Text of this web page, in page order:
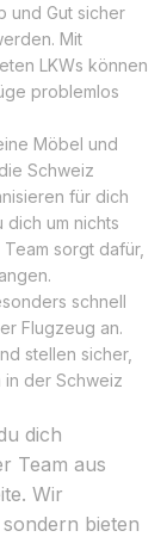
und Gut sicher
Mit
LKWs können
problemlos
Möbel und
Schweiz
für dich
dich um nichts
sorgt dafür,
schnell
Flugzeug an.
stellen sicher,
in der Schweiz
dich
Team aus
Wir
bieten